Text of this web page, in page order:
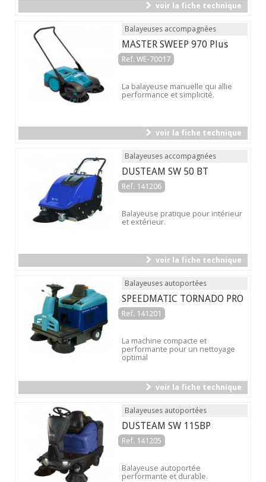
voir la fiche technique
Balayeuses accompagnées
MASTER SWEEP 970 Plus
Ref. WE-70017
La balayeuse manuelle qui allie
performance et simplicité.
voir la fiche technique
Balayeuses accompagnées
DUSTEAM SW 50 BT
Ref. 141206
Balayeuse pratique pour intérieur
et extérieur.
voir la fiche technique
Balayeuses autoportées
SPEEDMATIC TORNADO PRO
Ref. 141201
La machine compacte et
performante pour un nettoyage
optimal
voir la fiche technique
Balayeuses autoportées
DUSTEAM SW 115BP
Ref. 141205
Balayeuse autoportée
performante et durable.